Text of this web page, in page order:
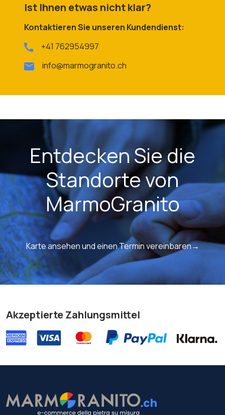
Ist Ihnen etwas nicht klar?
Kontaktieren Sie unseren Kundendienst:
+41 762954997
info@marmogranito.ch
Entdecken Sie die
Standorte von
MarmoGranito
Karte ansehen und einen Termin vereinbaren→
Akzeptierte Zahlungsmittel